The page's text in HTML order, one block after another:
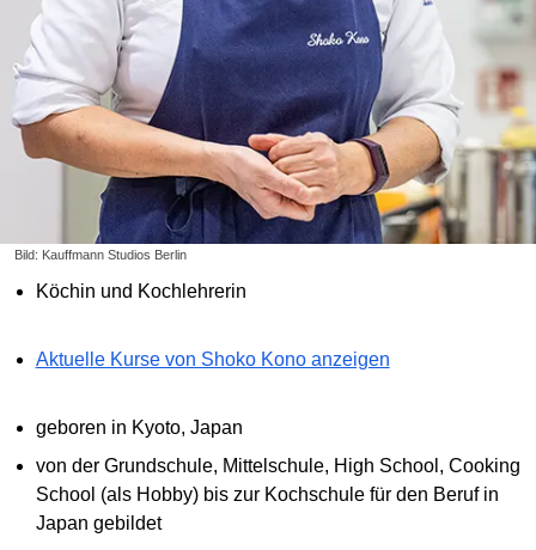
Bild: Kauffmann Studios Berlin
Köchin und Kochlehrerin
Aktuelle Kurse von Shoko Kono anzeigen
geboren in Kyoto, Japan
von der Grundschule, Mittelschule, High School, Cooking
School (als Hobby) bis zur Kochschule für den Beruf in
Japan gebildet